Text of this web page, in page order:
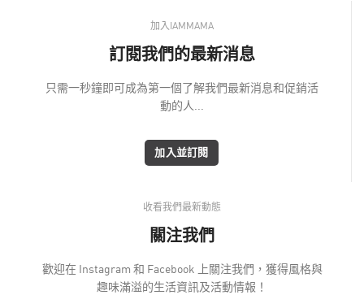
加入IAMMAMA
訂閱我們的最新消息
只需一秒鐘即可成為第一個了解我們最新消息和促銷活
動的人...
加入並訂閱
收看我們最新動態
關注我們
歡迎在 Instagram 和 Facebook 上關注我們，獲得風格與
趣味滿溢的生活資訊及活動情報！